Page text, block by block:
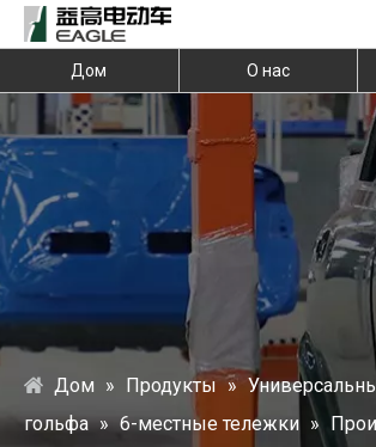
Дом О нас
Дом » Продукты »
гольфа » 6-местные тележки »